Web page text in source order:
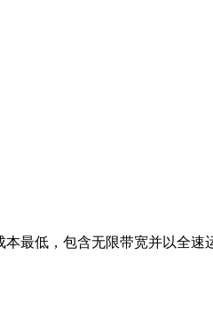
最低，包含无限带宽并以全